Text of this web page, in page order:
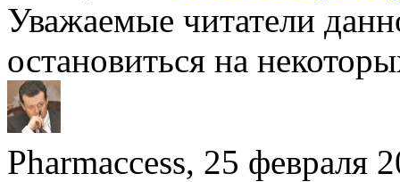
Уважаемые читатели
остановиться на
Pharmaccess, 25 февраля